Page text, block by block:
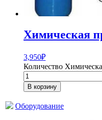
Химическая
3,950₽
Количество
В корзину
Оборудование